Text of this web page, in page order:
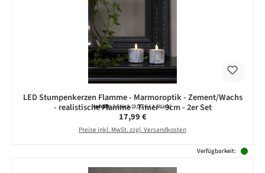
LED Stumpenkerzen Flamme - Marmoroptik - Zement/Wachs
- realistische Flamme - Timer - 9cm - 2er Set
Inhalt:2 Stück(9,00 € / 1 Stück)
Regulärer Preis:
17,99 €
Preise inkl. MwSt. zzgl. Versandkosten
Verfügbarkeit: